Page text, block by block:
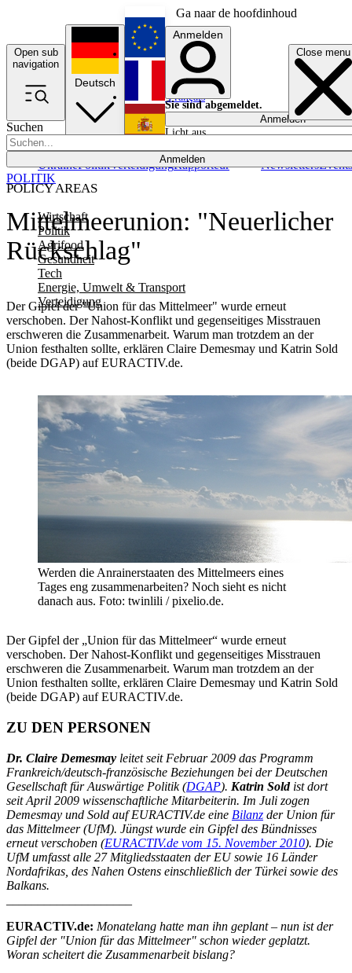
Ga naar de hoofdinhoud
Open sub
navigation
Close menu
Suchen
Anmelden
POLICY AREAS
Wirtschaft
Politik
Agrifood
Gesundheit
Tech
Energie, Umwelt & Transport
Verteidigung
UkrainePolitikVerteidigungRapporteur NewslettersEvents
Deutsch
English
Français
Anmelden
Sie sind abgemeldet.
Anmelden
Licht aus
Mittelmeerunion: "Neuerlicher
Rückschlag"
Der Gipfel der "Union für das Mittelmeer" wurde erneut
verschoben. Der Nahost-Konflikt und gegenseitiges Misstrauen
erschweren die Zusammenarbeit. Warum man trotzdem an der
Union festhalten sollte, erklären Claire Demesmay und Katrin Sold
(beide DGAP) auf EURACTIV.de.
POLITIK
Werden die Anrainerstaaten des Mittelmeers eines
Tages eng zusammenarbeiten? Noch sieht es nicht
danach aus. Foto: twinlili / pixelio.de.
Der Gipfel der „Union für das Mittelmeer“ wurde erneut
verschoben. Der Nahost-Konflikt und gegenseitiges Misstrauen
erschweren die Zusammenarbeit. Warum man trotzdem an der
Union festhalten sollte, erklären Claire Demesmay und Katrin Sold
(beide DGAP) auf EURACTIV.de.
ZU DEN PERSONEN
Dr. Claire Demesmay leitet seit Februar 2009 das Programm
Frankreich/deutsch-französische Beziehungen bei der Deutschen
Gesellschaft für Auswärtige Politik (DGAP). Katrin Sold ist dort
seit April 2009 wissenschaftliche Mitarbeiterin. Im Juli zogen
Demesmay und Sold auf EURACTIV.de eine Bilanz der Union für
das Mittelmeer (UfM). Jüngst wurde ein Gipfel des Bündnisses
erneut verschoben (EURACTIV.de vom 15. November 2010). Die
UfM umfasst alle 27 Mitgliedsstaaten der EU sowie 16 Länder
Nordafrikas, des Nahen Ostens einschließlich der Türkei sowie des
Balkans.
EURACTIV.de: Monatelang hatte man ihn geplant – nun ist der
Gipfel der "Union für das Mittelmeer" schon wieder geplatzt.
Woran scheitert die Zusammenarbeit bislang?